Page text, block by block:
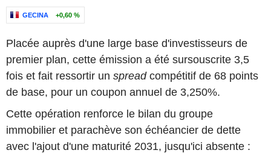
GECINA +0,60 %
Placée auprès d'une large base d'investisseurs de
premier plan, cette émission a été sursouscrite 3,5
fois et fait ressortir un spreadcompétitif de 68 points
de base, pour un coupon annuel de 3,250%.
Cette opération renforce le bilan du groupe
immobilier et parachève son échéancier de dette
avec l'ajout d'une maturité 2031, jusqu'ici absente :